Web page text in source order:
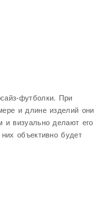
футболки. При
и длине изделий они
и визуально делают его
объективно будет